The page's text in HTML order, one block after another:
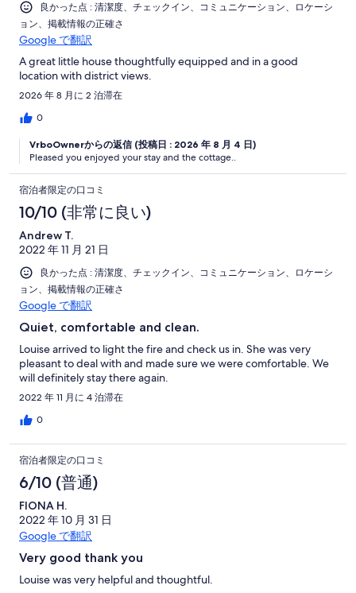
良かった点 : 清潔度、チェックイン、コミュニケーション、ロケーシ
ョン、掲載情報の正確さ
Google で翻訳
A great little house thoughtfully equipped and in a good
location with district views.
2026 年 8 月に 2 泊滞在
0
VrboOwnerからの返信 (投稿日 : 2026 年 8 月 4 日)
Pleased you enjoyed your stay and the cottage..
宿泊者限定の口コミ
10/10 (非常に良い)
Andrew T.
2022 年 11 月 21 日
良かった点 : 清潔度、チェックイン、コミュニケーション、ロケーシ
ョン、掲載情報の正確さ
Google で翻訳
Quiet, comfortable and clean.
Louise arrived to light the fire and check us in. She was very
pleasant to deal with and made sure we were comfortable. We
will definitely stay there again.
2022 年 11 月に 4 泊滞在
0
宿泊者限定の口コミ
6/10 (普通)
FIONA H.
2022 年 10 月 31 日
Google で翻訳
Very good thank you
Louise was very helpful and thoughtful.